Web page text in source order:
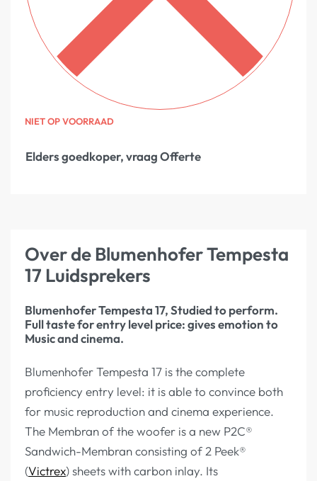
NIET OP VOORRAAD
Elders goedkoper, vraag Offerte
Over de Blumenhofer Tempesta
17 Luidsprekers
Blumenhofer Tempesta 17, Studied to perform.
Full taste for entry level price: gives emotion to
Music and cinema.
Blumenhofer Tempesta 17 is the complete
proficiency entry level: it is able to convince both
for music reproduction and cinema experience.
The Membran of the woofer is a new P2C®
Sandwich-Membran consisting of 2 Peek®
(Victrex) sheets with carbon inlay. Its